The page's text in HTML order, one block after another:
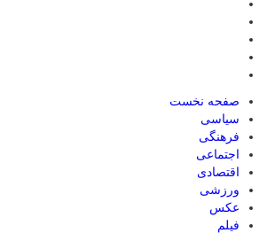
صفحه نخست
سیاسی
فرهنگی
اجتماعی
اقتصادی
ورزشی
عکس
فیلم